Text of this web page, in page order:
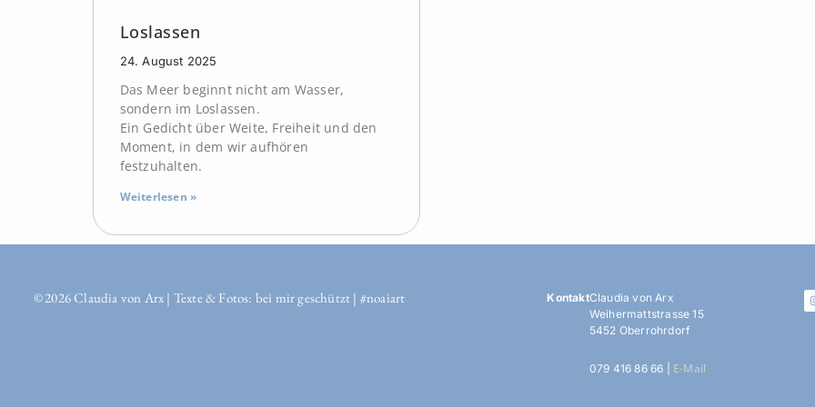
Loslassen
24. August 2025
Das Meer beginnt nicht am Wasser,
sondern im Loslassen.
Ein Gedicht über Weite, Freiheit und den
Moment, in dem wir aufhören
festzuhalten.
Weiterlesen »
© 2026 Claudia von Arx | Texte & Fotos: bei mir geschützt | #noaiart KontaktClaudia von Arx
Weihermattstrasse 15
5452 Oberrohrdorf
079 416 86 66 | E-Mail